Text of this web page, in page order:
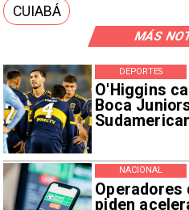
MÁS
O'Higgins
Boca
DEPORTES
Operadores
piden
NACIONAL
CUIABÁ